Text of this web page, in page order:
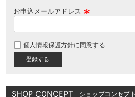
お申込メールアドレス
須
個人情報保護方針に同意する
SHOP CONCEPT ショップコンセプト